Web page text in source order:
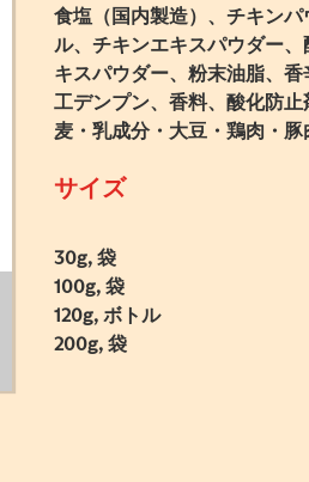
食塩（国内製造）、チキン
ル、チキンエキスパウダー
キスパウダー、粉末油脂、
工デンプン、香料、酸化防
麦・乳成分・大豆・鶏肉・豚
サイズ
30g, 袋
100g, 袋
120g, ボトル
200g, 袋